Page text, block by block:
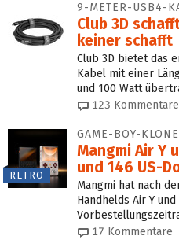
9-METER-USB4-
Club 3D
keiner schafft
Club 3D bietet das
Kabel mit einer
und 100 Watt
123 Kommentare
RETRO
GAME-BOY-KLONE
Mangmi Air Y
und 146 US-
Mangmi hat nach
Handhelds Air Y
17 Kommentare